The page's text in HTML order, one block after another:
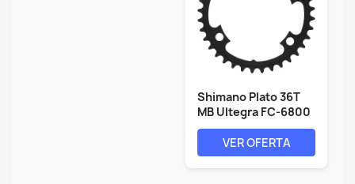
Shimano Plato 36T
MB Ultegra FC-6800
para...
VER OFERTA